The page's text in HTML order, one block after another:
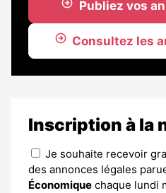
Publiez vos
Consultez les
Inscription à la
Je souhaite recevoir
des annonces légales
Économique chaque lundi